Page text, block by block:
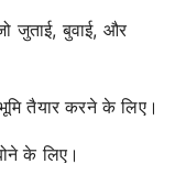
जुताई, बुवाई, और
तैयार करने के लिए।
के लिए।